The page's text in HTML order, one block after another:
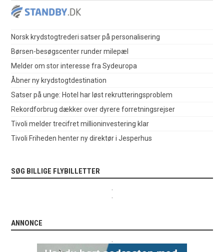
Norsk krydstogtrederi satser på personalisering
Børsen-besøgscenter runder milepæl
Melder om stor interesse fra Sydeuropa
Åbner ny krydstogtdestination
Satser på unge: Hotel har løst rekrutteringsproblem
Rekordforbrug dækker over dyrere forretningsrejser
Tivoli melder trecifret millioninvestering klar
Tivoli Friheden henter ny direktør i Jesperhus
SØG BILLIGE FLYBILLETTER
ANNONCE